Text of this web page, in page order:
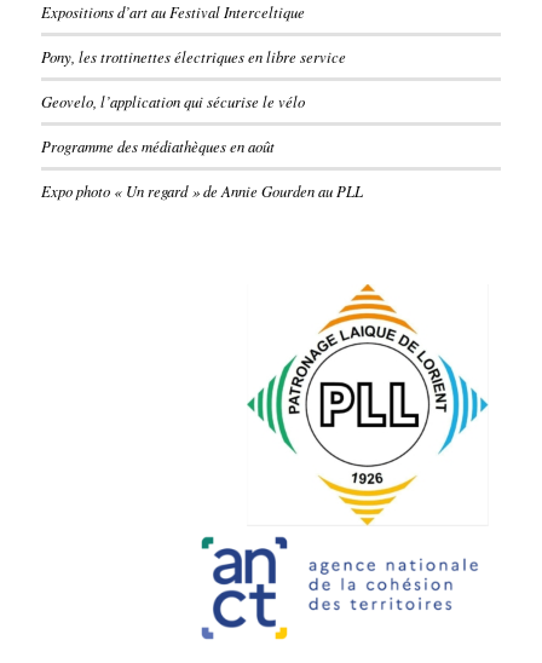
Expositions d’art au Festival Interceltique
Pony, les trottinettes électriques en libre service
Geovelo, l’application qui sécurise le vélo
Programme des médiathèques en août
Expo photo « Un regard » de Annie Gourden au PLL